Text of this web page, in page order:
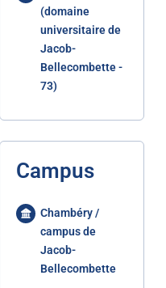
(domaine
universitaire de
Jacob-
Bellecombette -
73)
Campus
Chambéry /
campus de
Jacob-
Bellecombette